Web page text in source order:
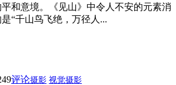
和意境。《见山》中令人不安的元素消
“千山鸟飞绝，万径人...
评论摄影 视觉摄影